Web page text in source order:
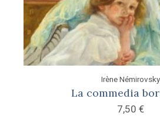
Irène Némirovsky
La commedia
7,50 €